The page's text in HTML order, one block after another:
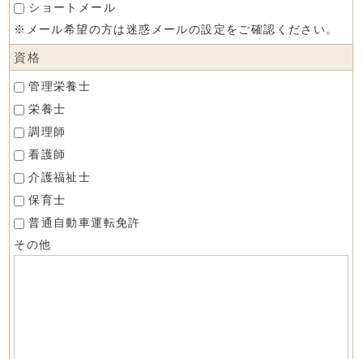
ショートメール
※メール希望の方は迷惑メールの設定をご確認ください。
資格
管理栄養士
栄養士
調理師
看護師
介護福祉士
保育士
普通自動車運転免許
その他